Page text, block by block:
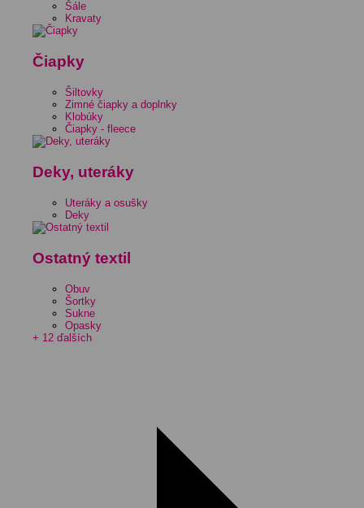
Šále
Kravaty
Čiapky
Šiltovky
Zimné čiapky a doplnky
Klobúky
Čiapky - fleece
Deky, uteráky
Uteráky a osušky
Deky
Ostatný textil
Obuv
Šortky
Sukne
Opasky
+ 12 ďalších